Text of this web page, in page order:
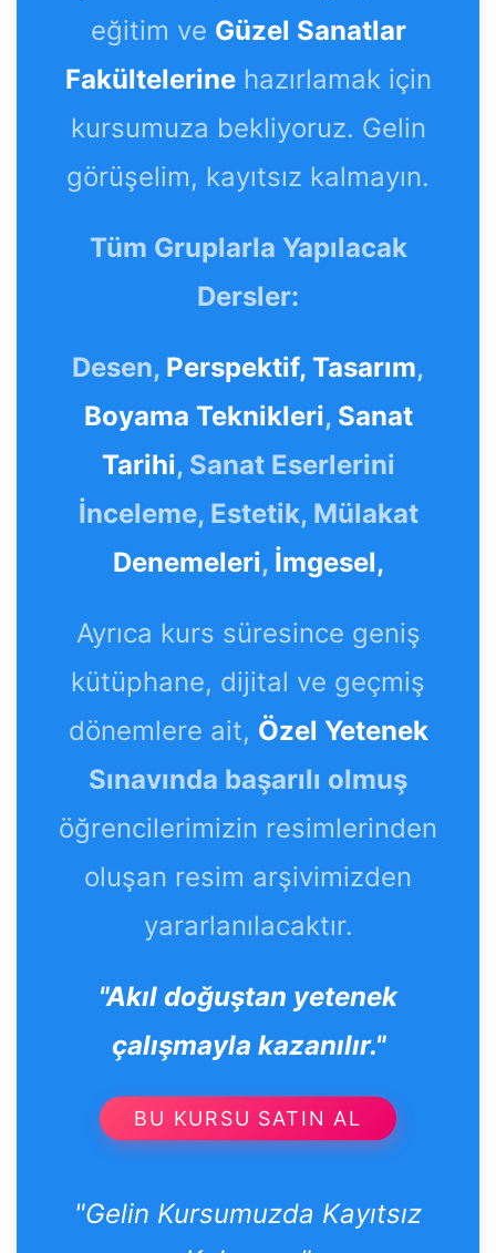
eğitim ve Güzel Sanatlar
Fakültelerinehazırlamak için
kursumuza bekliyoruz. Gelin
görüşelim, kayıtsız kalmayın.
Tüm Gruplarla Yapılacak
Dersler:
Desen, Perspektif, Tasarım,
Boyama Teknikleri, Sanat
Tarihi, Sanat Eserlerini
İnceleme, Estetik, Mülakat
Denemeleri, İmgesel,
Ayrıca kurs süresince geniş
kütüphane, dijital ve geçmiş
dönemlere ait, Özel Yetenek
Sınavında başarılı olmuş
öğrencilerimizin resimlerinden
oluşan resim arşivimizden
yararlanılacaktır.
"Akıl doğuştan yetenek
çalışmayla kazanılır."
BU KURSU SATIN AL
"Gelin Kursumuzda Kayıtsız